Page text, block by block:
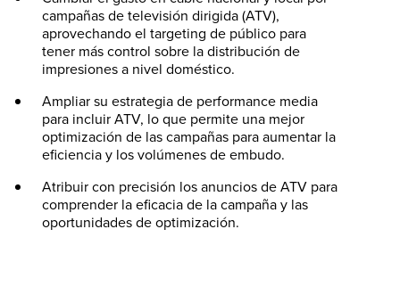
campañas de televisión dirigida (ATV),
aprovechando el targeting de público para
tener más control sobre la distribución de
impresiones a nivel doméstico.
Ampliar su estrategia de performance media
para incluir ATV, lo que permite una mejor
optimización de las campañas para aumentar la
eficiencia y los volúmenes de embudo.
Atribuir con precisión los anuncios de ATV para
comprender la eficacia de la campaña y las
oportunidades de optimización.